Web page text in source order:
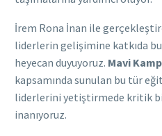
İrem Rona İnan ile
liderlerin gelişimine katkıda
heyecan duyuyoruz. Mavi
kapsamında sunulan bu tür
liderlerini yetiştirmede kritik
inanıyoruz.